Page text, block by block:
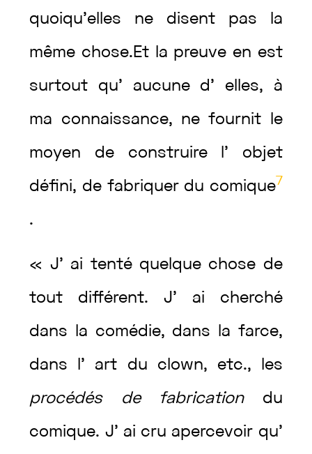
quoiqu’elles ne disent pas la
même chose.Et la preuve en est
surtout qu’ aucune d’ elles, à
ma connaissance, nefournit le
moyen de construire l’ objet
défini, de fabriquer du comique7
.
« J’ ai tenté quelque chose de
tout différent.J’ ai cherché
dans la comédie, dans la farce,
dans l’ art du clown, etc., les
procédés de fabrication du
comique. J’ ai cru apercevoir qu’